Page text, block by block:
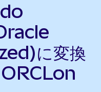
に変換
ORCLon